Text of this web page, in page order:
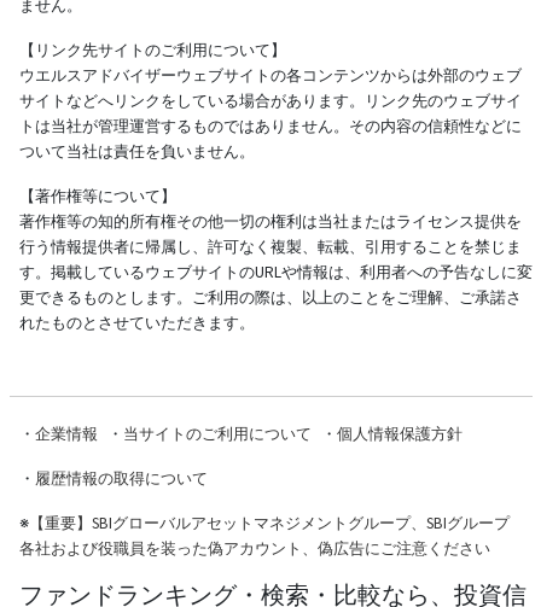
ません。
【リンク先サイトのご利用について】
ウエルスアドバイザーウェブサイトの各コンテンツからは外部のウェブ
サイトなどへリンクをしている場合があります。リンク先のウェブサイ
トは当社が管理運営するものではありません。その内容の信頼性などに
ついて当社は責任を負いません。
【著作権等について】
著作権等の知的所有権その他一切の権利は当社またはライセンス提供を
行う情報提供者に帰属し、許可なく複製、転載、引用することを禁じま
す。掲載しているウェブサイトのURLや情報は、利用者への予告なしに変
更できるものとします。ご利用の際は、以上のことをご理解、ご承諾さ
れたものとさせていただきます。
・ 企業情報 ・ 当サイトのご利用について ・ 個人情報保護方針
・ 履歴情報の取得について
※【重要】SBIグローバルアセットマネジメントグループ、SBIグループ
各社および役職員を装った偽アカウント、偽広告にご注意ください
ファンドランキング・検索・比較なら、投資信